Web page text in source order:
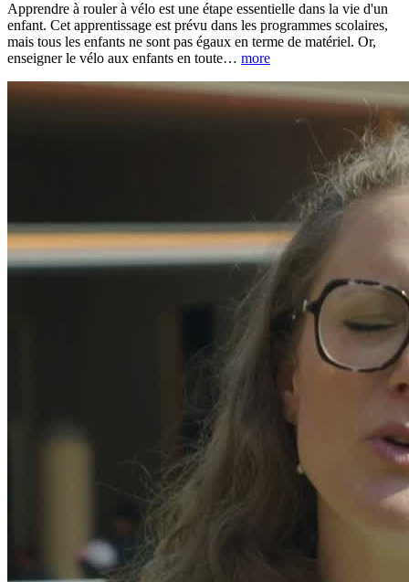
Apprendre à rouler à vélo est une étape essentielle dans la vie d'un
enfant. Cet apprentissage est prévu dans les programmes scolaires,
mais tous les enfants ne sont pas égaux en terme de matériel. Or,
enseigner le vélo aux enfants en toute… more